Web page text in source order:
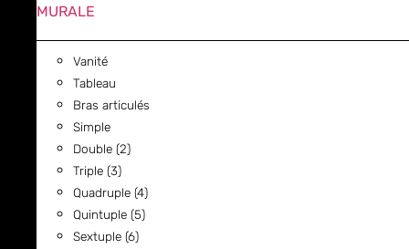
MURALE
Vanité
Tableau
Bras articulés
Simple
Double (2)
Triple (3)
Quadruple (4)
Quintuple (5)
Sextuple (6)